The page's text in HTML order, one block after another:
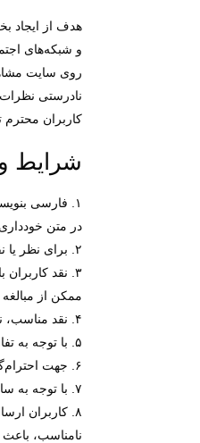
هدف از ایجاد
و شبکه‌های
روی سایت
نادرستی
کاربران محترم
شرایط
در متن خودداری
۲. برای نظر یا نقد و بررسی خود عنوانی متناسب با متن انتخاب کنید. یک عنوان خوب کاربران را برای خواندن نظر شما ترغیب خواهد کرد.
۳. نقد
ممکن از
۴. نقد مناسب، نقدی است که فقط معایب یا فقط مزایا را در نظر نگیرد؛ بلکه به‌طور واقع‌بینانه معایب و مزایای هر محصول را در کنار هم بررسی کند.
۵. با توجه به تفاوت در سطح محصولات مختلف و تفاوت عمده در قیمت‌های آن‌ها، لازم است نقد و بررسی هر محصول با توجه به قیمت آن صورت گیرد؛ نه به‌صورت مطلق.
۶. جهت احترام‌گذاشتن به وقت بازدیدکنندگان سایت، لازم است هنگام نوشتن نقد، مطالب غیرضروری را حذف کرده و فقط مطالب ضروری و مفید را در نقدتان لحاظ کنید.
۷. با توجه به ساختار بخش نظرات، از سوال‌کردن یا درخواست راهنمایی در این بخش خودداری کرده و سوال یا درخواست راهنمایی خود را در بخش پرسش و پاسخ مطرح کنید.
۸. کاربران
نامناسب، باعث